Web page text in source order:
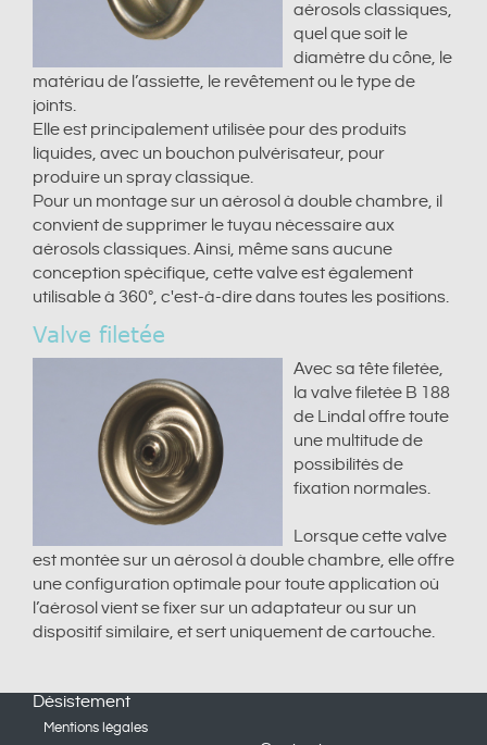
aérosols classiques,
quel que soit le
diamètre du cône, le
matériau de l’assiette, le revêtement ou le type de
joints.
Elle est principalement utilisée pour des produits
liquides, avec un bouchon pulvérisateur, pour
produire un spray classique.
Pour un montage sur un aérosol à double chambre, il
convient de supprimer le tuyau nécessaire aux
aérosols classiques. Ainsi, même sans aucune
conception spécifique, cette valve est également
utilisable à 360°, c'est-à-dire dans toutes les positions.
Valve filetée
Avec sa tête filetée,
la valve filetée B 188
de Lindal offre toute
une multitude de
possibilités de
fixation normales.
Lorsque cette valve
est montée sur un aérosol à double chambre, elle offre
une configuration optimale pour toute application où
l’aérosol vient se fixer sur un adaptateur ou sur un
dispositif similaire, et sert uniquement de cartouche.
Désistement
Mentions légales